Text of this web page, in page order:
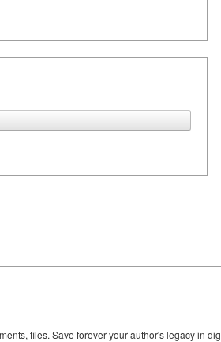
files. Save forever your author's legacy in